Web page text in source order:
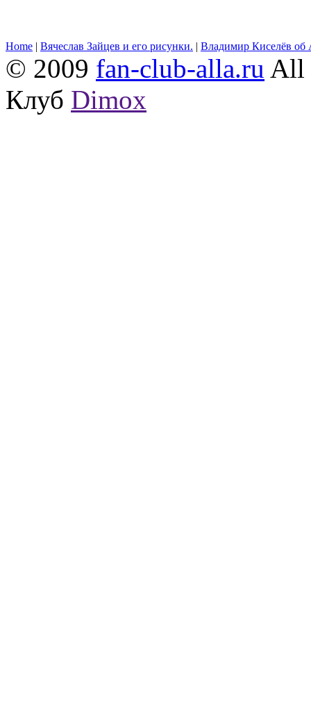
Home | Вячеслав Зайцев и его рисунки. | Владимир Киселёв об
© 2009 fan-club-alla.ru All
Клуб Dimox